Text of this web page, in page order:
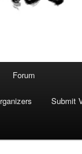
Forum
Submit